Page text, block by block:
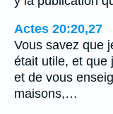
Actes 20:20,27
Vous savez que
était utile, et que
et de vous
maisons,…